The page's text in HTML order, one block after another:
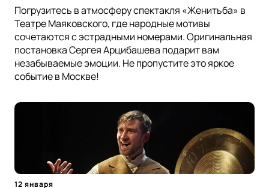
Погрузитесь в атмосферу спектакля «Женитьба» в
Театре Маяковского, где народные мотивы
сочетаются с эстрадными номерами. Оригинальная
постановка Сергея Арцибашева подарит вам
незабываемые эмоции. Не пропустите это яркое
событие в Москве!
12 января